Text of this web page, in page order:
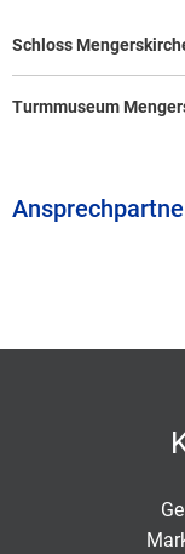
Schloss
Turmmuseum